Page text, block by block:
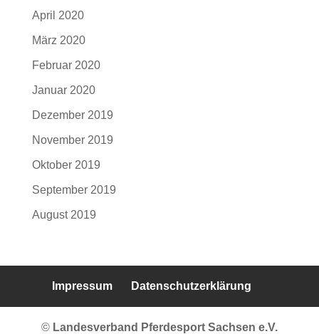
April 2020
März 2020
Februar 2020
Januar 2020
Dezember 2019
November 2019
Oktober 2019
September 2019
August 2019
Impressum Datenschutzerklärung
© Landesverband Pferdesport Sachsen e.V.